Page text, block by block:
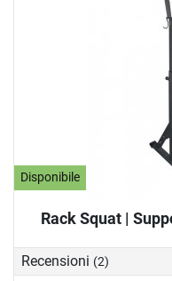
Disponibile
Rack Squat |
Recensioni (2)